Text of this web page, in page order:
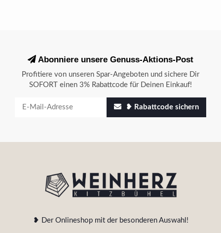
Abonniere unsere Genuss-Aktions-Post
Profitiere von unseren Spar-Angeboten und sichere Dir
SOFORT einen 3% Rabattcode für Deinen Einkauf!
❥ Rabattcode sichern
❥ Der Onlineshop mit der besonderen Auswahl!